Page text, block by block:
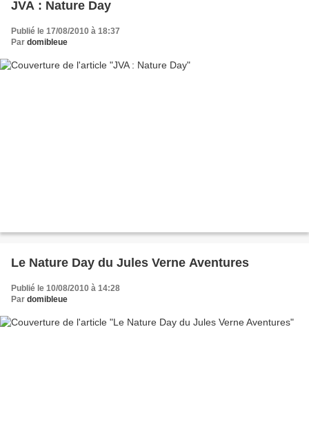
JVA : Nature Day
Publié le 17/08/2010 à 18:37
Par domibleue
Le Nature Day du Jules Verne Aventures
Publié le 10/08/2010 à 14:28
Par domibleue